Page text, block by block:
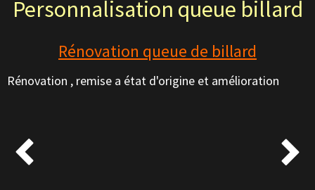
Personnalisation queue billard
Rénovation queue de billard
Rénovation , remise a état d'origine et amélioration
 